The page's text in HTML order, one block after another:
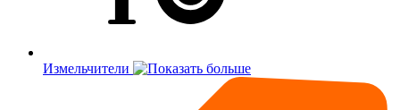
Измельчители